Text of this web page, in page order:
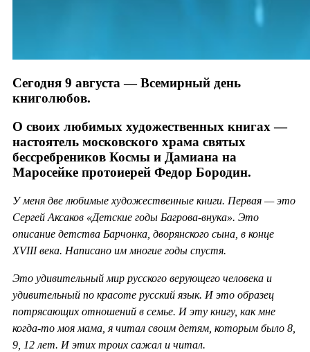
Сегодня 9 августа — Всемирный день
книголюбов.
О своих любимых художественных книгах —
настоятель московского храма святых
бессребреников Космы и Дамиана на
Маросейке протоиерей Федор Бородин.
У меня две любимые художественные книги. Первая — это
Сергей Аксаков «Детские годы Багрова-внука». Это
описание детства Барчонка, дворянского сына, в конце
XVIII века. Написано им многие годы спустя.
Это удивительный мир русского верующего человека и
удивительный по красоте русский язык. И это образец
потрясающих отношений в семье. И эту книгу, как мне
когда-то моя мама, я читал своим детям, которым было 8,
9, 12 лет. И этих троих сажал и читал.